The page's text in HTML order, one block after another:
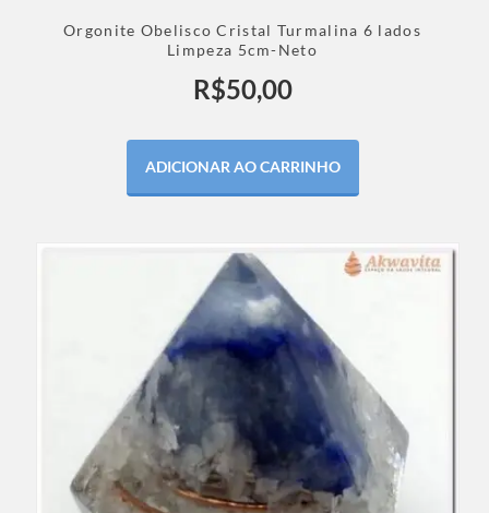
Orgonite Obelisco Cristal Turmalina 6 lados
Limpeza 5cm-Neto
R$50,00
ADICIONAR AO CARRINHO